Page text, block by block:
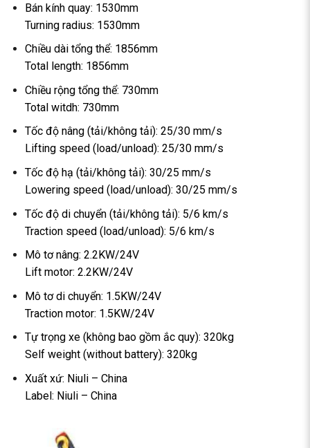
Bán kính quay: 1530mm
Turning radius: 1530mm
Chiều dài tổng thể: 1856mm
Total length: 1856mm
Chiều rộng tổng thể: 730mm
Total witdh: 730mm
Tốc độ nâng (tải/không tải): 25/30 mm/s
Lifting speed (load/unload): 25/30 mm/s
Tốc độ hạ (tải/không tải): 30/25 mm/s
Lowering speed (load/unload): 30/25 mm/s
Tốc độ di chuyển (tải/không tải): 5/6 km/s
Traction speed (load/unload): 5/6 km/s
Mô tơ nâng: 2.2KW/24V
Lift motor: 2.2KW/24V
Mô tơ di chuyển: 1.5KW/24V
Traction motor: 1.5KW/24V
Tự trọng xe (không bao gồm ắc quy): 320kg
Self weight (without battery): 320kg
Xuất xứ: Niuli – China
Label: Niuli – China